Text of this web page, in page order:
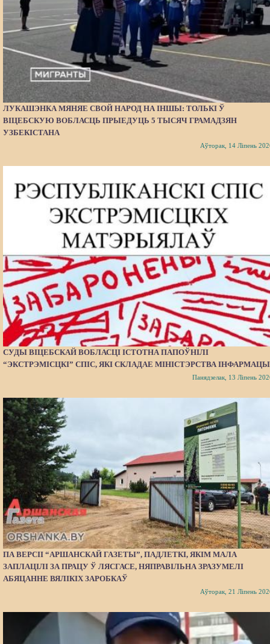
ЛУКАШЭНКА МЯНЯЕ СВОЙ НАРОД НА ІНШЫ: ТОЛЬКІ Ў
ВІЦЕБСКУЮ ВОБЛАСЦЬ ПРЫЕДУЦЬ 5 ТЫСЯЧ ГРАМАДЗЯН
УЗБЕКІСТАНА
Аўторак, 14 Ліпень
СУДЫ ВІЦЕБСКАЙ ВОБЛАСЦІ ІСТОТНА ПАПОЎНІЛІ
“ЭКСТРЭМІСЦКІ” СПІС, ЯКІ СКЛАДАЕ МІНІСТЭРСТВА
Панядзелак, 13 Ліпень
ПА ВЕРСІІ “АРШАНСКАЙ ГАЗЕТЫ”, ПАДЛЕТКІ, ЯКІМ МАЛА
ЗАПЛАЦІЛІ ЗА ПРАЦУ Ў ЛЯСГАСЕ, НЯПРАВІЛЬНА ЗРАЗУМЕЛІ
АБЯЦАННЕ ВЯЛІКІХ ЗАРОБКАЎ
Аўторак, 21 Ліпень